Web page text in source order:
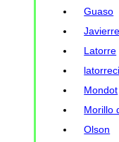
Guaso
Latorre
Mondot
Morillo
Olson